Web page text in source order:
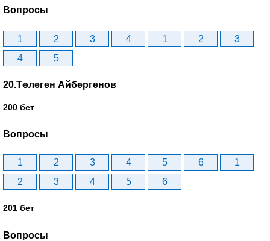
Вопросы
1 2 3 4 1 2
3
4
5
20.Төлеген Айбергенов
200 бет
Вопросы
1 2 3 4 5 6
1
2
3 4 5 6
201 бет
Вопросы